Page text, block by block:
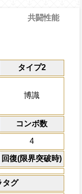
タイプ2
博識
コンボ数
4
回復(限界突破時)
タグ
ターン
限界突破
通常時
メージを与え、一味
の時、周回
属性の攻撃をそれぞ
上限突破
共闘性能
共闘性能
冒険開始時の必殺タ
キャラの攻撃を
にし、他の属性キャ
ターン数：8
敵1体のHPを25%減
体力の上限を無視し
×30倍の全プレイヤー
(最大体力の2倍上限
えている時、体力満
になる)、全プレイヤ
撃を1.5倍にする